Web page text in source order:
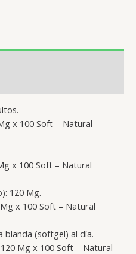
x 100 Soft – Natural
x 100 Soft – Natural
120 Mg.
x 100 Soft – Natural
blanda (softgel) al día.
Mg x 100 Soft – Natural